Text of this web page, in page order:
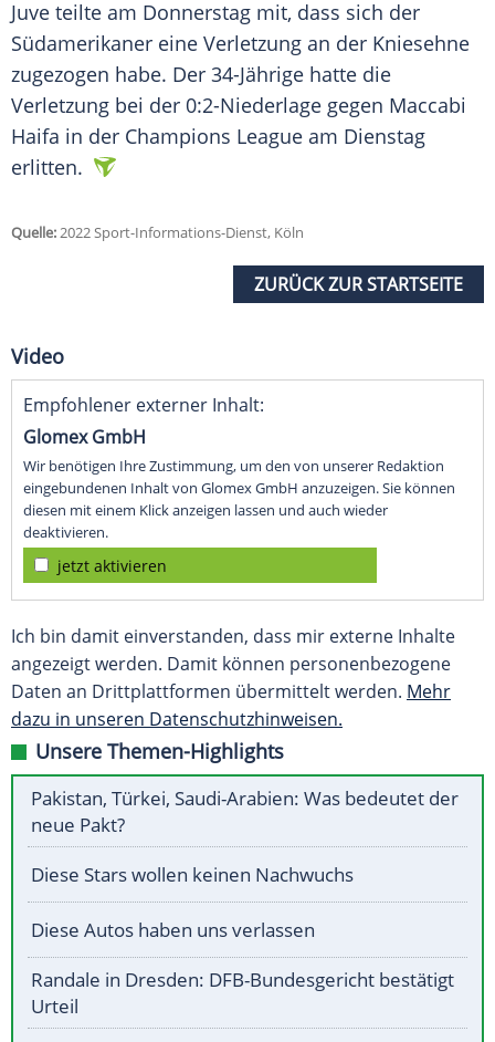
Juve teilte am Donnerstag mit, dass sich der
Südamerikaner eine Verletzung an der Kniesehne
zugezogen habe. Der 34-Jährige hatte die
Verletzung bei der 0:2-Niederlage gegen Maccabi
Haifa in der Champions League am Dienstag
erlitten.
Quelle:2022 Sport-Informations-Dienst, Köln
ZURÜCK ZUR STARTSEITE
Video
Empfohlener externer Inhalt:
Glomex GmbH
Wir benötigen Ihre Zustimmung, um den von unserer Redaktion
eingebundenen Inhalt von Glomex GmbH anzuzeigen. Sie können
diesen mit einem Klick anzeigen lassen und auch wieder
deaktivieren.
jetzt aktivieren
Ich bin damit einverstanden, dass mir externe Inhalte
angezeigt werden. Damit können personenbezogene
Daten an Drittplattformen übermittelt werden. Mehr
dazu in unseren Datenschutzhinweisen.
Unsere Themen-Highlights
Pakistan, Türkei, Saudi-Arabien: Was bedeutet der
neue Pakt?
Diese Stars wollen keinen Nachwuchs
Diese Autos haben uns verlassen
Randale in Dresden: DFB-Bundesgericht bestätigt
Urteil